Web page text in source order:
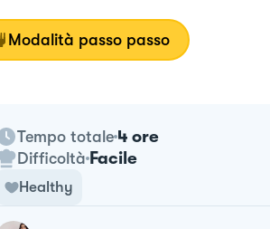
Modalità passo passo
Tempo totale 4 ore
Difficoltà Facile
Healthy